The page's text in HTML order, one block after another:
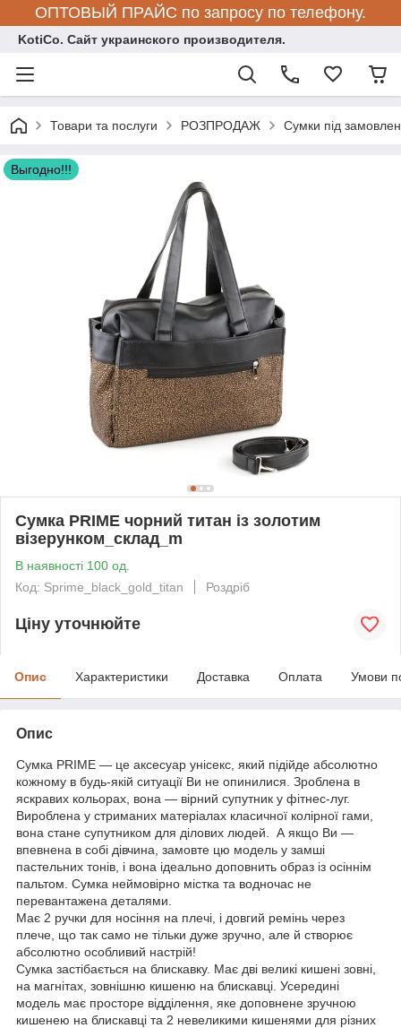
ОПТОВЫЙ ПРАЙС по запросу по телефону.
KotiCo. Сайт украинского производителя.
Товари та послуги РОЗПРОДАЖ Сумки під
Выгодно!!!
Сумка PRIME чорний титан із золотим
візерунком_склад_m
В наявності 100 од.
Код: Sprime_black_gold_titan
Роздріб
Ціну уточнюйте
Опис Характеристики Доставка Оплата Умови
Опис
Сумка PRIME — це аксесуар унісекс, який підійде абсолютно
кожному в будь-якій ситуації Ви не опинилися. Зроблена в
яскравих кольорах, вона — вірний супутник у фітнес-луг.
Вироблена у стриманих матеріалах класичної колірної гами,
вона стане супутником для ділових людей. А якщо Ви —
впевнена в собі дівчина, замовте цю модель у замші
пастельних тонів, і вона ідеально доповнить образ із осіннім
пальтом. Сумка неймовірно містка та водночас не
перевантажена деталями.
Має 2 ручки для носіння на плечі, і довгий ремінь через
плече, що так само не тільки дуже зручно, але й створює
абсолютно особливий настрій!
Сумка застібається на блискавку. Має дві великі кишені зовні,
на магнітах, зовнішню кишеню на блискавці. Усередині
модель має просторе відділення, яке доповнене зручною
кишенею на блискавці та 2 невеликими кишенями для різних